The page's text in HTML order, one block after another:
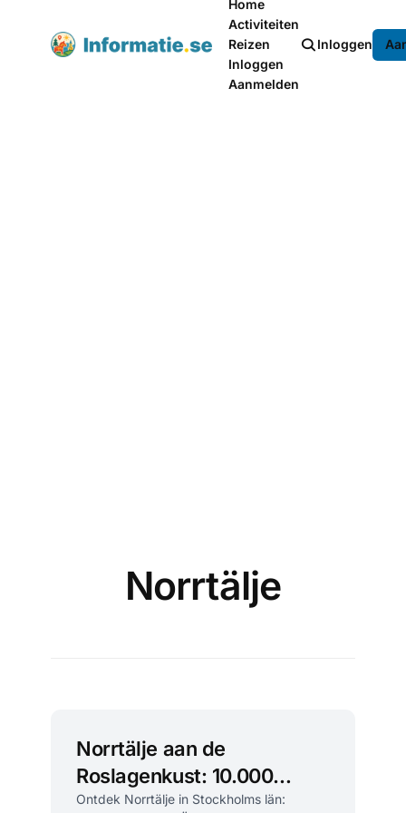
Home
Activiteiten
Reizen
Inloggen
Aanmelden
Inloggen
Norrtälje
Norrtälje aan de
Roslagenkust: 10.000
eilanden en stadse charme
Ontdek Norrtälje in Stockholms län: